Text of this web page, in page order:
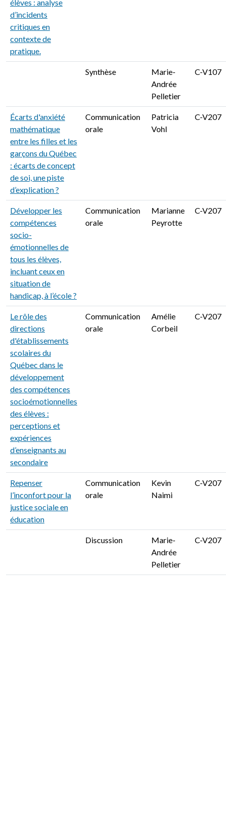
élèves : analyse
d’incidents
critiques en
contexte de
pratique.
Synthèse
Marie-
Andrée
Pelletier
C-V107
Écarts d'anxiété
mathématique
entre les filles et les
garçons du Québec
: écarts de concept
de soi, une piste
d’explication ?
Communication
orale
Patricia
Vohl
C-V207
Développer les
compétences
socio-
émotionnelles de
tous les élèves,
incluant ceux en
situation de
handicap, à l’école ?
Communication
orale
Marianne
Peyrotte
C-V207
Le rôle des
directions
d'établissements
scolaires du
Québec dans le
développement
des compétences
socioémotionnelles
des élèves :
perceptions et
expériences
d’enseignants au
secondaire
Communication
orale
Amélie
Corbeil
C-V207
Repenser
l’inconfort pour la
justice sociale en
éducation
Communication
orale
Kevin
Naimi
C-V207
Discussion
Marie-
Andrée
Pelletier
C-V207